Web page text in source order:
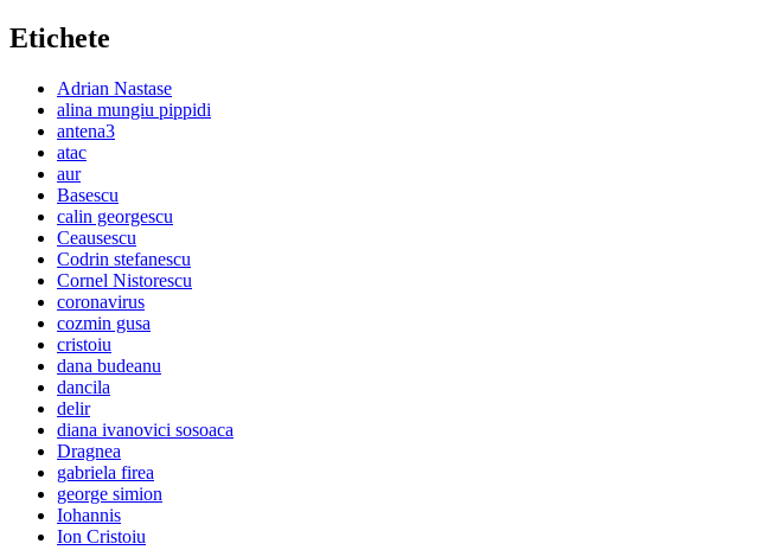
Etichete
Adrian Nastase
alina mungiu pippidi
antena3
atac
aur
Basescu
calin georgescu
Ceausescu
Codrin stefanescu
Cornel Nistorescu
coronavirus
cozmin gusa
cristoiu
dana budeanu
dancila
delir
diana ivanovici sosoaca
Dragnea
gabriela firea
george simion
Iohannis
Ion Cristoiu